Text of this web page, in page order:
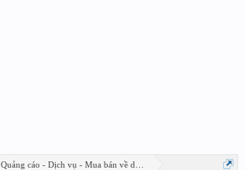
Quảng cáo - Dịch vụ - Mua bán về design